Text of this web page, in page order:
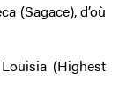
(Sagace), d’où
(Highest